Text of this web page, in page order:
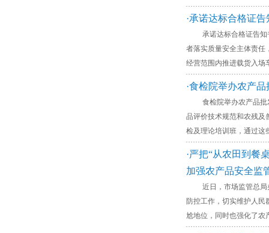
·承诺达标合格证告
承诺达标合格证告知书
者落实质量安全主体责任
经营范围内推进载货入场
·食检院举办农产
食检院举办农产品批发
品评价技术规范和农残及
检及理论培训班，通过
·严把“从农田到餐
加强农产品安全监
近日，市场监管总局办
防控工作，切实维护人
尬地位，同时也强化了